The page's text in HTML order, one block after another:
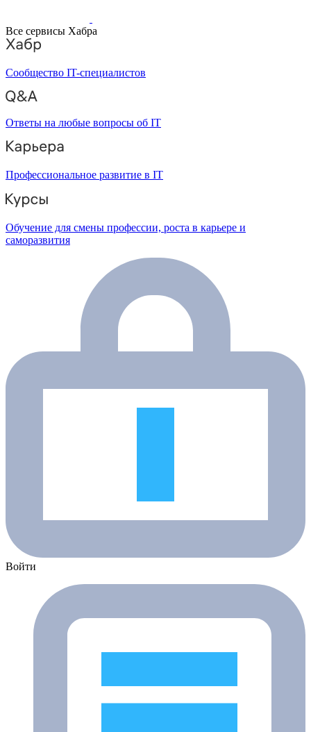
Все сервисы Хабра
Сообщество IT-специалистов
Ответы на любые вопросы об IT
Профессиональное развитие в IT
Обучение для смены профессии, роста в карьере и
саморазвития
Войти